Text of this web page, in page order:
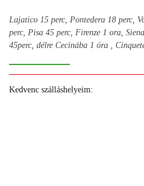
Lajatico 15 perc, Pontedera 18 perc,
perc, Pisa 45 perc, Firenze 1 ora,
45perc, délre Cecinába 1 óra ,
Kedvenc szálláshelyeim: